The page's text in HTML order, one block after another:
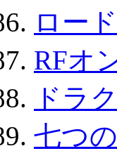
ロー
RFオ
ドラ
七つ